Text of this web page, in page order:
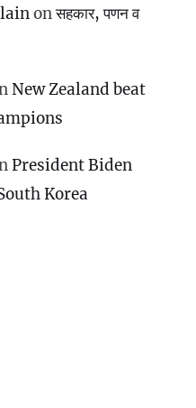
onसहकार, पणन व
New Zealand beat
President Biden
Korea